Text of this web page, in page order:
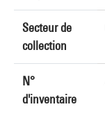
Secteur de
collection
N°
d'inventaire